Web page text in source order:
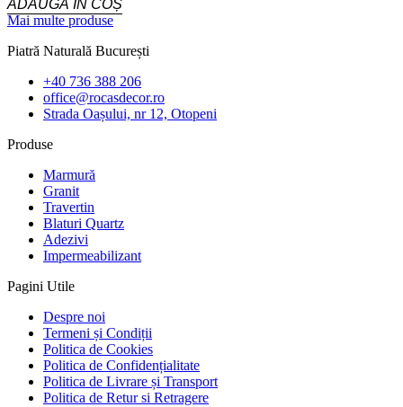
ADAUGĂ ÎN COȘ
Mai multe produse
Piatră Naturală București
+40 736 388 206
office@rocasdecor.ro
Strada Oașului, nr 12, Otopeni
Produse
Marmură
Granit
Travertin
Blaturi Quartz
Adezivi
Impermeabilizant
Pagini Utile
Despre noi
Termeni și Condiții
Politica de Cookies
Politica de Confidențialitate
Politica de Livrare și Transport
Politica de Retur si Retragere